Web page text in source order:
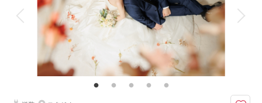
衣装追加 会食 挙式
家族と撮影 家族用衣装レンタル ペットと撮影
《浅草橋店でもついに和洋プラン実施✨》洋装は立川店・阿佐ヶ谷店よりお
選びいただいております。※平日限定プランです※
【持ち物は、新郎様のくつ下＋新婦様ストッキングのみ！】
新婦様ヘア＆メイク・髪飾り・インナー類完備！